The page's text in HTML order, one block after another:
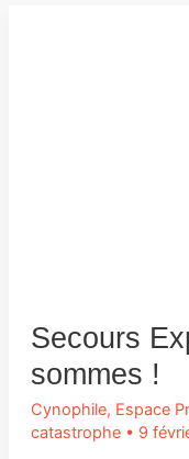
Secours
sommes !
Cynophile, Espace
catastrophe• 9